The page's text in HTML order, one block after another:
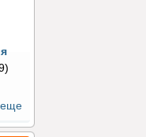
еще